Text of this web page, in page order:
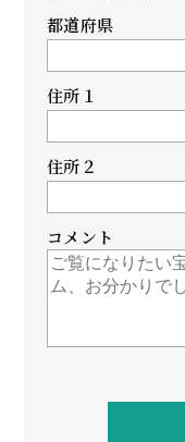
都道府県
住所１
住所２
コメント